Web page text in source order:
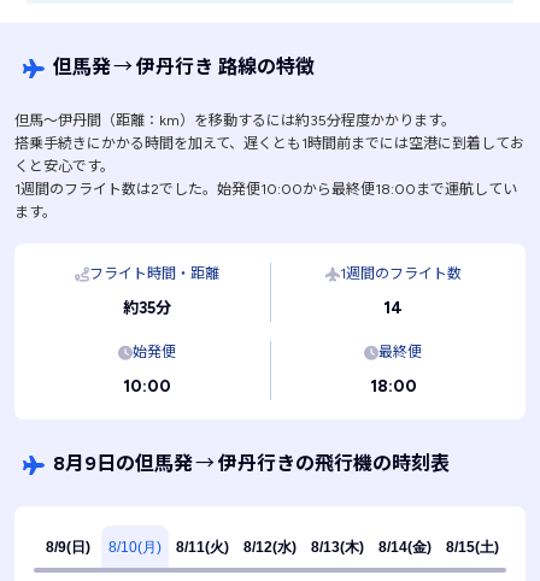
但馬発→伊丹行き 路線の特徴
但馬〜伊丹間（距離：km）を移動するには約35分程度かかります。
搭乗手続きにかかる時間を加えて、遅くとも1時間前までには空港に到着してお
くと安心です。
1週間のフライト数は2でした。始発便10:00から最終便18:00まで運航してい
ます。
フライト時間・距離
約35分
1週間のフライト数
14
始発便
10:00
最終便
18:00
8月9日の但馬発→伊丹行きの飛行機の時刻表
8/9(日) 8/10(月) 8/11(火) 8/12(水) 8/13(木) 8/14(金) 8/15(土)